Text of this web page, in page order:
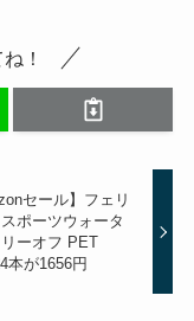
！
セール】フェリ
ポーツウォータ
ーオフ PET
本が1656円